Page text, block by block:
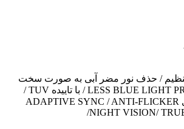
تنظیم / حذف نور مضر آبی به صورت سخت
افزاری LESS BLUE LIGHT PRO / با تاییده TUV /
قابلیت‌های ADAPTIVE SYNC / ANTI-FLICKER
/NIGHT VISION/